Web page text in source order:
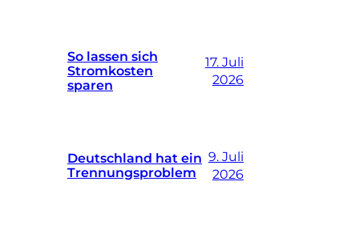
So lassen sich
Stromkosten
sparen
17. Juli
2026
Deutschland hat ein
Trennungsproblem
9. Juli
2026